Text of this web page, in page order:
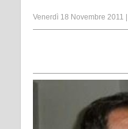
Venerdì 18 Novembre 2011